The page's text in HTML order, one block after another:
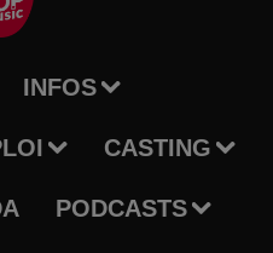
INFOS
CASTING
PODCASTS